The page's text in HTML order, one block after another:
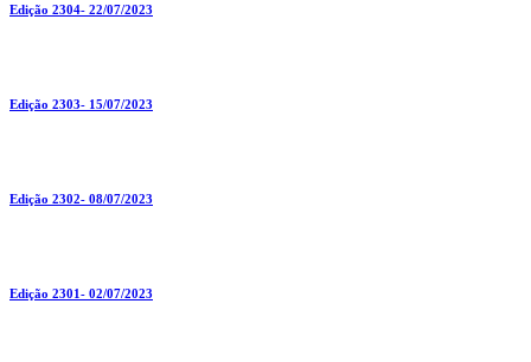
Edição 2304- 22/07/2023
Edição 2303- 15/07/2023
Edição 2302- 08/07/2023
Edição 2301- 02/07/2023